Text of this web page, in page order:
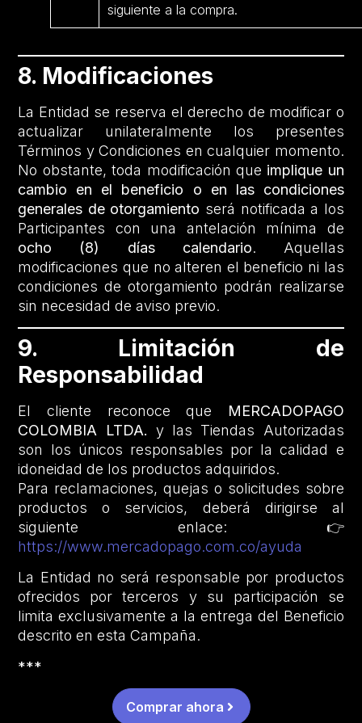
siguiente a la compra.
8. Modificaciones
La Entidad se reserva el derecho de modificar o
actualizar unilateralmente los presentes
Términos y Condiciones en cualquier momento.
No obstante, toda modificación que implique un
cambio en el beneficio o en las condiciones
generales de otorgamiento será notificada a los
Participantes con una antelación mínima de
ocho (8) días calendario. Aquellas
modificaciones que no alteren el beneficio ni las
condiciones de otorgamiento podrán realizarse
sin necesidad de aviso previo.
9. Limitación de
Responsabilidad
El cliente reconoce que
MERCADOPAGO
COLOMBIA LTDA. y las Tiendas Autorizadas
son los únicos responsables por la calidad e
idoneidad de los productos adquiridos.
Para reclamaciones, quejas o solicitudes sobre
productos o servicios, deberá dirigirse al
siguiente enlace: 👉
https://www.mercadopago.com.co/ayuda
La Entidad no será responsable por productos
ofrecidos por terceros y su participación se
limita exclusivamente a la entrega del Beneficio
descrito en esta Campaña.
***
Comprar ahora